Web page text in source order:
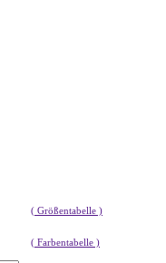
( Größentabelle )
( Farbentabelle )